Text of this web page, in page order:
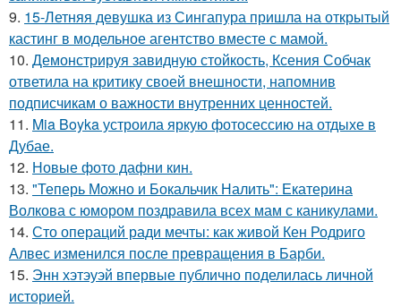
9. 15-Летняя девушка из Сингапура пришла на открытый
кастинг в модельное агентство вместе с мамой.
10. Демонстрируя завидную стойкость, Ксения Собчак
ответила на критику своей внешности, напомнив
подписчикам о важности внутренних ценностей.
11. Mia Boyka устроила яркую фотосессию на отдыхе в
Дубае.
12. Новые фото дафни кин.
13. "Теперь Можно и Бокальчик Налить": Екатерина
Волкова с юмором поздравила всех мам с каникулами.
14. Сто операций ради мечты: как живой Кен Родриго
Алвес изменился после превращения в Барби.
15. Энн хэтэуэй впервые публично поделилась личной
историей.